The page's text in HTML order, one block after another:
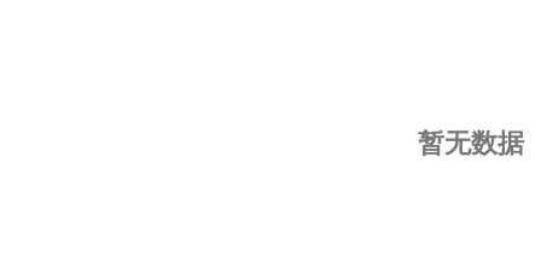
暂无数据